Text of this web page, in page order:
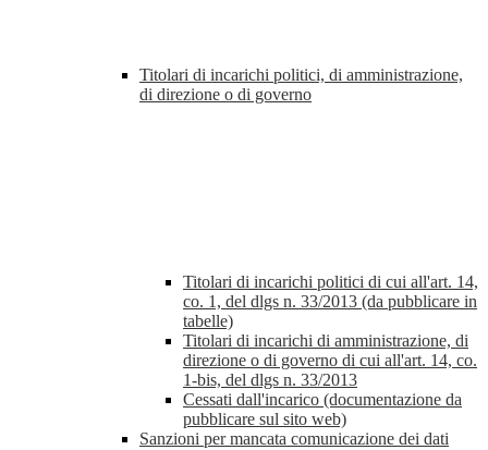
Titolari di incarichi politici, di amministrazione,
di direzione o di governo
Titolari di incarichi politici di cui all'art. 14,
co. 1, del dlgs n. 33/2013 (da pubblicare in
tabelle)
Titolari di incarichi di amministrazione, di
direzione o di governo di cui all'art. 14, co.
1-bis, del dlgs n. 33/2013
Cessati dall'incarico (documentazione da
pubblicare sul sito web)
Sanzioni per mancata comunicazione dei dati